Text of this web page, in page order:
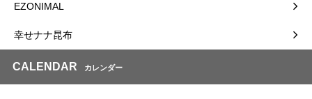
EZONIMAL
幸せナナ昆布
CALENDAR カレンダー